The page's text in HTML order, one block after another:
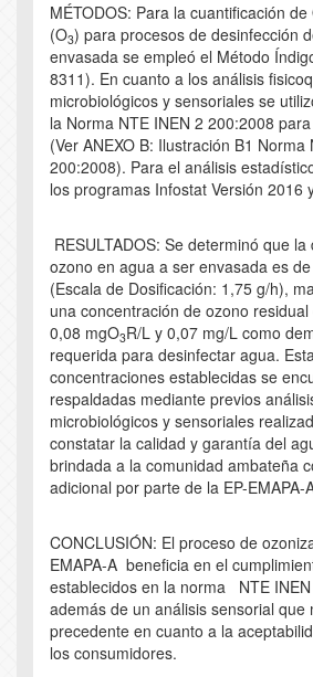
MÉTODOS: Para la cuantificación
(O3) para procesos de desinfección
envasada se empleó el Método
8311). En cuanto a los análisis
microbiológicos y sensoriales se
la Norma NTE INEN 2 200:2008
(Ver ANEXO B: Ilustración B1 Norma
200:2008). Para el análisis
los programas Infostat Versión 2016
RESULTADOS: Se determinó que
ozono en agua a ser envasada es
(Escala de Dosificación: 1,75 g/h),
una concentración de ozono
0,08 mgO3R/L y 0,07 mg/L como
requerida para desinfectar agua.
concentraciones establecidas se
respaldadas mediante previos
microbiológicos y sensoriales
constatar la calidad y garantía del
brindada a la comunidad ambateña
adicional por parte de la EP-EMAPA-
CONCLUSIÓN: El proceso de
EMAPA-A beneficia en el
establecidos en la norma NTE
además de un análisis sensorial que
precedente en cuanto a la
los consumidores.